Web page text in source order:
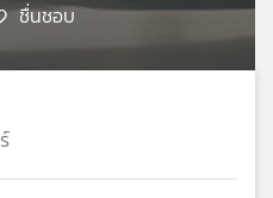
ชื่นชอบ